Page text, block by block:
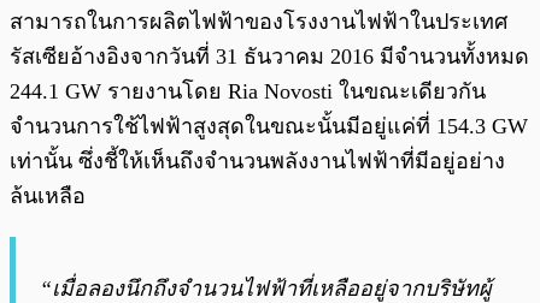
สามารถในการผลิตไฟฟ้าของโรงงานไฟฟ้าในประเทศ
รัสเซียอ้างอิงจากวันที่ 31 ธันวาคม 2016 มีจำนวนทั้งหมด
244.1 GW รายงานโดย Ria Novosti ในขณะเดียวกัน
จำนวนการใช้ไฟฟ้าสูงสุดในขณะนั้นมีอยู่แค่ที่ 154.3 GW
เท่านั้น ซึ่งชี้ให้เห็นถึงจำนวนพลังงานไฟฟ้าที่มีอยู่อย่าง
ล้นเหลือ
“เมื่อลองนึกถึงจำนวนไฟฟ้าที่เหลืออยู่จากบริษัทผู้